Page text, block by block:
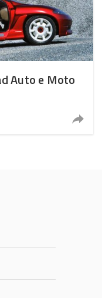
Auto e Moto